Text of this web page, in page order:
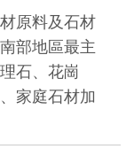
原料及石材
部地區最主
石、花崗
家庭石材加